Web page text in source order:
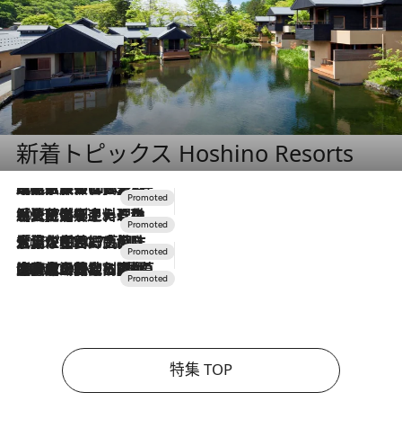
新着トピックス Hoshino Resorts
2026.7.31
【ホテル帰省】という選択肢をOMOが提案。家族とほどよい距離を保つには「昼は実家、夜は気兼ねなくホテルで！」
2026.7.24
【夏限定ディナーコース】旬を迎える稚鮎や花ズッキーニなどをイタリア・トスカーナの郷土料理の手法で満喫！
2026.7.17
「土佐和ハーブかき氷」がOMO7高知に登場！生姜、山椒、大葉など目にも舌にも涼を呼ぶ郷土の味
2026.7.10
NEW OPEN！【界 草津】名湯の地に誕生。趣の異なる2種の温泉と上州ならではの会席・蕎麦割烹など美食を味わう究極の癒やし旅
特集 TOP